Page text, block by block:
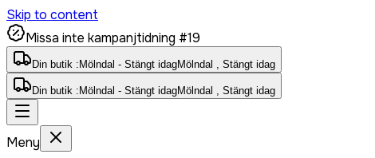
Skip to content
Missa inte kampanjtidning #19
Din butik : Mölndal - Stängt idagMölndal , Stängt idag
Din butik : Mölndal - Stängt idagMölndal , Stängt idag
Meny